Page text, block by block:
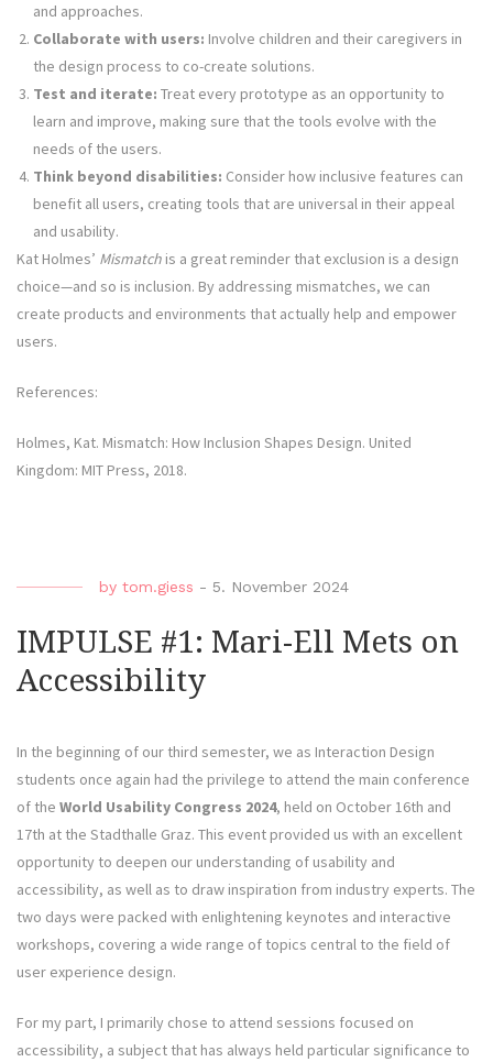
and approaches.
Collaborate with users: Involve children and their caregivers in
the design process to co-create solutions.
Test and iterate: Treat every prototype as an opportunity to
learn and improve, making sure that the tools evolve with the
needs of the users.
Think beyond disabilities: Consider how inclusive features can
benefit all users, creating tools that are universal in their appeal
and usability.
Kat Holmes’ Mismatch is a great reminder that exclusion is a design
choice—and so is inclusion. By addressing mismatches, we can
create products and environments that actually help and empower
users.
References:
Holmes, Kat. Mismatch: How Inclusion Shapes Design. United
Kingdom: MIT Press, 2018.
by tom.giess - 5. November 2024
IMPULSE #1: Mari-Ell Mets on
Accessibility
In the beginning of our third semester, we as Interaction Design
students once again had the privilege to attend the main conference
of the World Usability Congress 2024, held on October 16th and
17th at the Stadthalle Graz. This event provided us with an excellent
opportunity to deepen our understanding of usability and
accessibility, as well as to draw inspiration from industry experts. The
two days were packed with enlightening keynotes and interactive
workshops, covering a wide range of topics central to the field of
user experience design.
For my part, I primarily chose to attend sessions focused on
accessibility, a subject that has always held particular significance to